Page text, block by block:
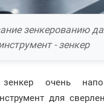
зенкерованию
- зенкер
очень
для